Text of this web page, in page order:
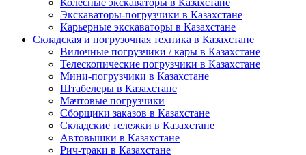
Колесные экскаваторы в Казахстане
Экскаваторы-погрузчики в Казахстане
Карьерные экскаваторы в Казахстане
Складская и погрузочная техника в Казахстане
Вилочные погрузчики / кары в Казахстане
Телескопические погрузчики в Казахстане
Мини-погрузчики в Казахстане
Штабелеры в Казахстане
Мачтовые погрузчики
Сборщики заказов в Казахстане
Складские тележки в Казахстане
Автовышки в Казахстане
Рич-траки в Казахстане